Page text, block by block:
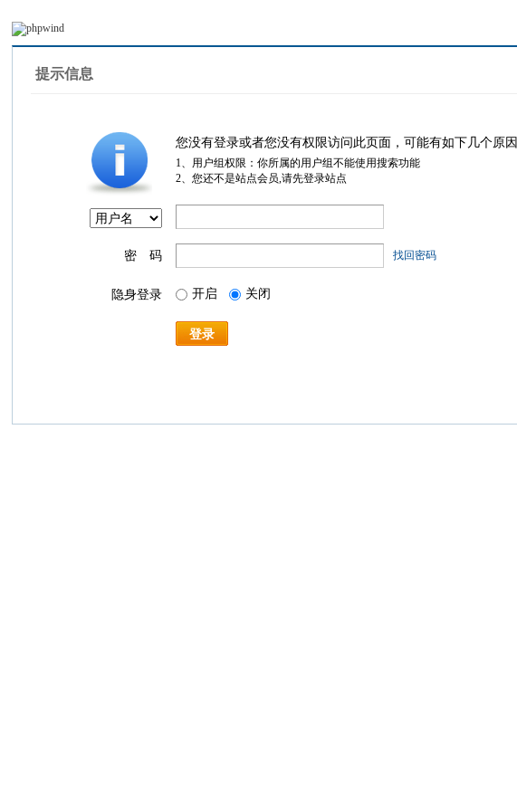
提示信息
您没有登录或者您没有权限访问此页面，可能有如下几个原因
1、用户组权限：你所属的用户组不能使用搜索功能
2、您还不是站点会员,请先登录站点
密 码 找回密码
隐身登录 开启 关闭
登录